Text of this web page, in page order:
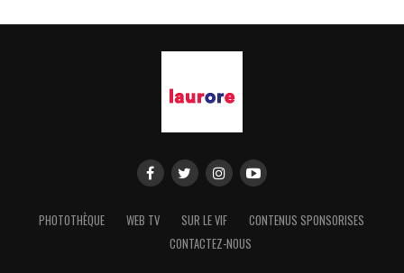
PHOTOTHÈQUE WEB TV SUR LE VIF
CONTENUS SPONSORISES
CONTACTEZ-NOUS